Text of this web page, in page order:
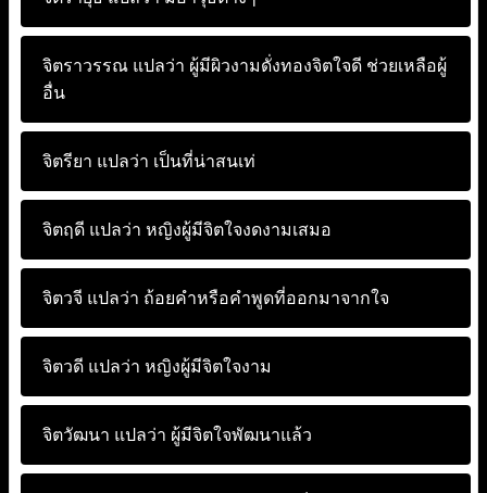
จิตราวรรณ แปลว่า ผู้มีผิวงามดั่งทองจิตใจดี ช่วยเหลือผู้
อื่น
จิตรียา แปลว่า เป็นที่น่าสนเท่
จิตฤดี แปลว่า หญิงผู้มีจิตใจงดงามเสมอ
จิตวจี แปลว่า ถ้อยคำหรือคำพูดที่ออกมาจากใจ
จิตวดี แปลว่า หญิงผู้มีจิตใจงาม
จิตวัฒนา แปลว่า ผู้มีจิตใจพัฒนาแล้ว